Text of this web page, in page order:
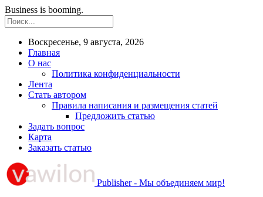
Business is booming.
Воскресенье, 9 августа, 2026
Главная
О нас
Политика конфиденциальности
Лента
Стать автором
Правила написания и размещения статей
Предложить статью
Задать вопрос
Карта
Заказать статью
Publisher - Мы объединяем мир!